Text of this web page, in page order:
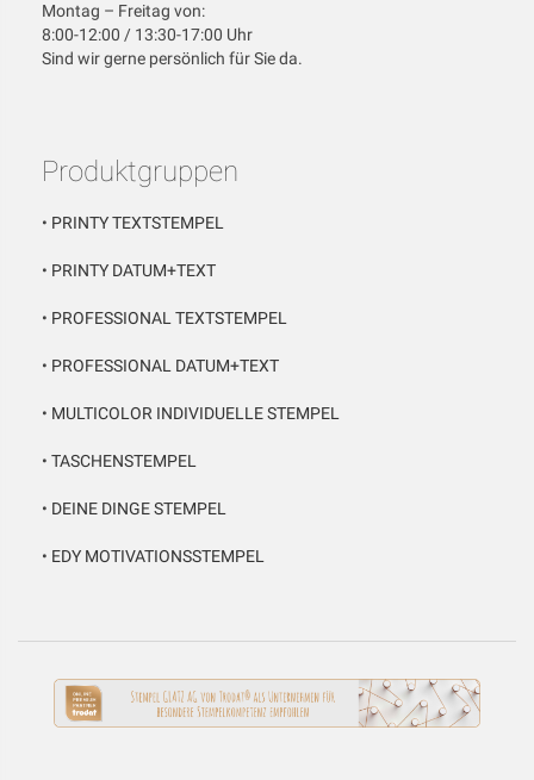
Montag – Freitag von:
8:00-12:00 / 13:30-17:00 Uhr
Sind wir gerne persönlich für Sie da.
Produktgruppen
• PRINTY TEXTSTEMPEL
• PRINTY DATUM+TEXT
• PROFESSIONAL TEXTSTEMPEL
• PROFESSIONAL DATUM+TEXT
• MULTICOLOR INDIVIDUELLE STEMPEL
• TASCHENSTEMPEL
• DEINE DINGE STEMPEL
• EDY MOTIVATIONSSTEMPEL